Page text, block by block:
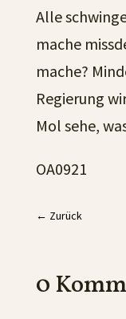
Alle
mache
mache?
Regierung
Mol sehe,
OA0921
← Zurück
0